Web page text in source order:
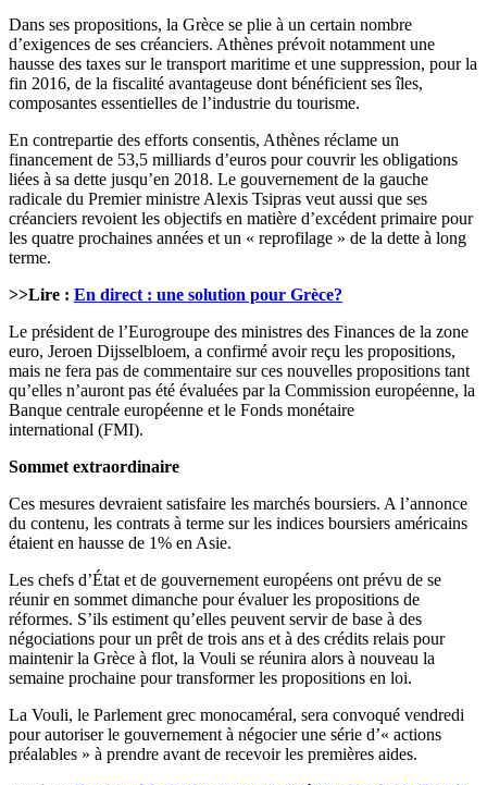
Dans ses propositions, la Grèce se plie à un certain nombre
d’exigences de ses créanciers. Athènes prévoit notamment une
hausse des taxes sur le transport maritime et une suppression, pour la
fin 2016, de la fiscalité avantageuse dont bénéficient ses îles,
composantes essentielles de l’industrie du tourisme.
En contrepartie des efforts consentis, Athènes réclame un
financement de 53,5 milliards d’euros pour couvrir les obligations
liées à sa dette jusqu’en 2018. Le gouvernement de la gauche
radicale du Premier ministre Alexis Tsipras veut aussi que ses
créanciers revoient les objectifs en matière d’excédent primaire pour
les quatre prochaines années et un « reprofilage » de la dette à long
terme.
>>Lire : En direct : une solution pour Grèce?
Le président de l’Eurogroupe des ministres des Finances de la zone
euro, Jeroen Dijsselbloem, a confirmé avoir reçu les propositions,
mais ne fera pas de commentaire sur ces nouvelles propositions tant
qu’elles n’auront pas été évaluées par la Commission européenne, la
Banque centrale européenne et le Fonds monétaire
international (FMI).
Sommet extraordinaire
Ces mesures devraient satisfaire les marchés boursiers. A l’annonce
du contenu, les contrats à terme sur les indices boursiers américains
étaient en hausse de 1% en Asie.
Les chefs d’État et de gouvernement européens ont prévu de se
réunir en sommet dimanche pour évaluer les propositions de
réformes. S’ils estiment qu’elles peuvent servir de base à des
négociations pour un prêt de trois ans et à des crédits relais pour
maintenir la Grèce à flot, la Vouli se réunira alors à nouveau la
semaine prochaine pour transformer les propositions en loi.
La Vouli, le Parlement grec monocaméral, sera convoqué vendredi
pour autoriser le gouvernement à négocier une série d’« actions
préalables » à prendre avant de recevoir les premières aides.